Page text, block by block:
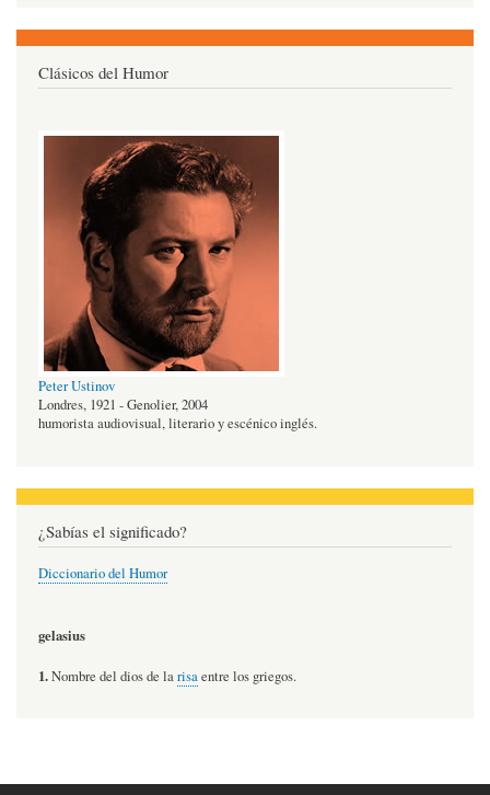
Clásicos del Humor
Peter Ustinov
Londres, 1921 - Genolier, 2004
humorista audiovisual, literario y escénico inglés.
¿Sabías el significado?
Diccionario del Humor
gelasius
1.Nombre del dios de larisaentre los griegos.